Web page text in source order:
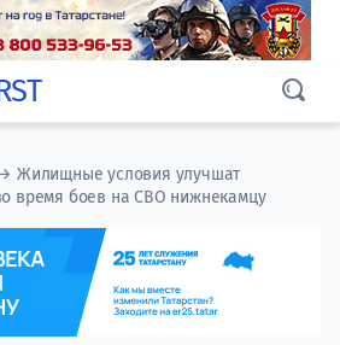
Жилищные условия улучшат
время боев на СВО нижнекамцу